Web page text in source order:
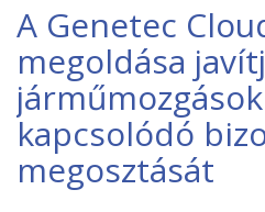
A Genetec
megoldása
kapcsolódó
megosztását